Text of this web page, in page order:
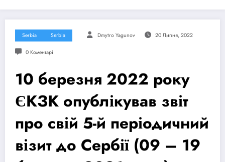
Serbia Serbia Dmytro Yagunov 20 Липня, 2022
0 Коментарі
10 березня 2022 року
ЄКЗК опублікував звіт
про свій 5-й періодичний
візит до Сербії (09 – 19